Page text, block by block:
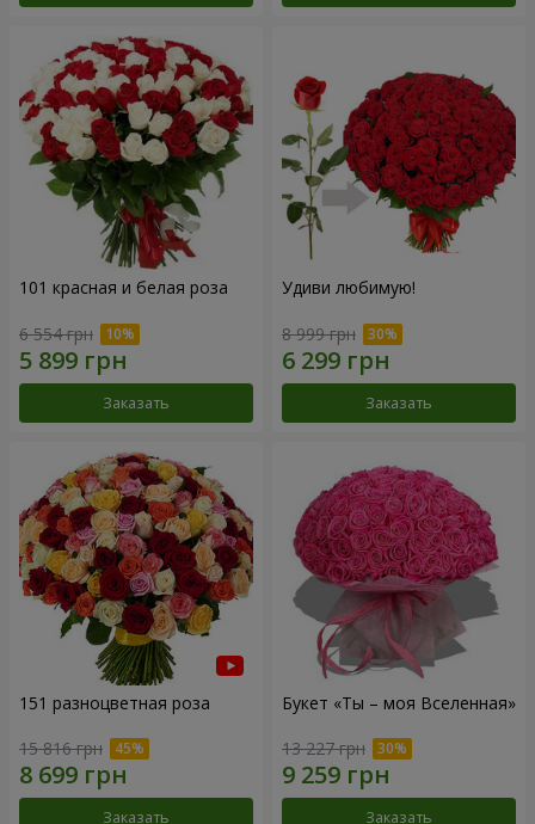
101 красная и белая роза
6 554 грн
Заказать
Удиви любимую!
8 999 грн
Заказать
151 разноцветная роза
15 816 грн
Заказать
Букет «Ты – моя Вселенная»
13 227 грн
Заказать